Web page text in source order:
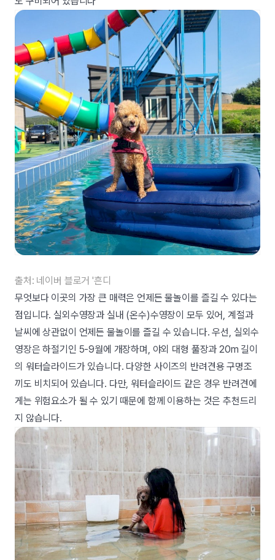
출처: 네이버 블로거 '흔디
무엇보다 이곳의 가장 큰 매력은 언제든 물놀이를 즐길 수 있다는
점입니다. 실외수영장과 실내 (온수)수영장이 모두 있어, 계절과
날씨에 상관없이 언제든 물놀이를 즐길 수 있습니다. 우선, 실외수
영장은 하절기인 5-9월에 개장하며, 야외 대형 풀장과 20m 길이
의 워터슬라이드가 있습니다. 다양한 사이즈의 반려견용 구명조
끼도 비치되어 있습니다. 다만, 워터슬라이드 같은 경우 반려견에
게는 위험요소가 될 수 있기 때문에 함께 이용하는 것은 추천드리
지 않습니다.